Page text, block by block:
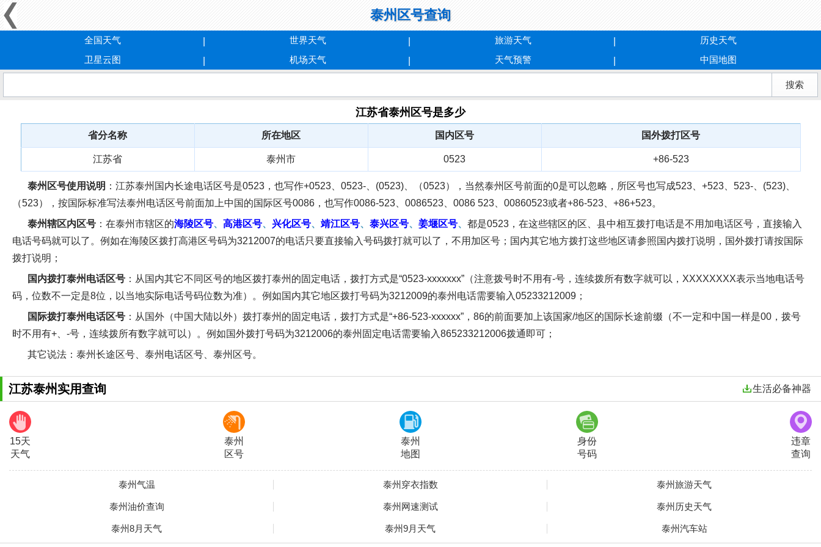
泰州区号查询
全国天气 世界天气 旅游天气
历史天气
卫星云图
机场天气 天气预警 中国地图
江苏省泰州区号是多少
省分名称 所在地区 国内区号 国外拨打区号
江苏省 泰州市 0523 +86-523
泰州区号使用说明 ：江苏泰州国内长途电话区号是0523，也写作+0523、0523-、(0523)、（0523），当然泰州区号前面的0是可以忽略，所区号也写成523、+523、523-、(523)、
（523），按国际标准写法泰州电话区号前面加上中国的国际区号0086，也写作0086-523、0086523、0086 523、00860523或者+86-523、+86+523。
泰州辖区内区号 ：在泰州市辖区的海陵区号、高港区号、 兴化区号、靖江区号、泰兴区号、姜堰区号、都是0523，在这些辖区的区、县中相互拨打电话是不用加电话区号，直接输入
电话号码就可以了。例如在海陵区拨打高港区号码为3212007的电话只要直接输入号码拨打就可以了，不用加区号；国内其它地方拨打这些地区请参照国内拨打说明，国外拨打请按国际
拨打说明；
国内拨打泰州电话区号 ：从国内其它不同区号的地区拨打泰州的固定电话，拨打方式是“0523-xxxxxxx”（注意拨号时不用有-号，连续拨所有数字就可以，XXXXXXXX表示当地电话号
码，位数不一定是8位，以当地实际电话号码位数为准）。例如国内其它地区拨打号码为3212009的泰州电话需要输入05233212009；
国际拨打泰州电话区号 ：从国外（中国大陆以外）拨打泰州的固定电话，拨打方式是“+86-523-xxxxxx”，86的前面要加上该国家/地区的国际长途前缀（不一定和中国一样是00，拨号
时不用有+、-号，连续拨所有数字就可以）。例如国外拨打号码为3212006的泰州固定电话需要输入865233212006拨通即可；
其它说法 ：泰州长途区号、泰州电话区号、泰州区号。
江苏泰州实用查询 生活必备神器
15天
天气
泰州
区号
泰州
地图
身份
号码
违章
查询
泰州气温 泰州穿衣指数 泰州旅游天气
泰州油价查询 泰州网速测试 泰州历史天气
泰州8月天气 泰州9月天气 泰州汽车站